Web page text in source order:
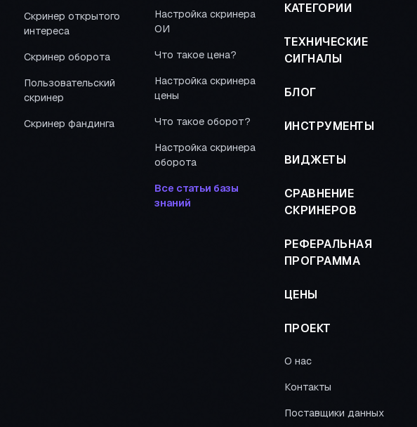
Скринер открытого
интереса
Скринер оборота
Пользовательский
скринер
Скринер фандинга
Настройка скринера
ОИ
Что такое цена?
Настройка скринера
цены
Что такое оборот?
Настройка скринера
оборота
Все статьи базы
знаний
КАТЕГОРИИ
ТЕХНИЧЕСКИЕ
СИГНАЛЫ
БЛОГ
ИНСТРУМЕНТЫ
ВИДЖЕТЫ
СРАВНЕНИЕ
СКРИНЕРОВ
РЕФЕРАЛЬНАЯ
ПРОГРАММА
ЦЕНЫ
ПРОЕКТ
О нас
Контакты
Поставщики данных